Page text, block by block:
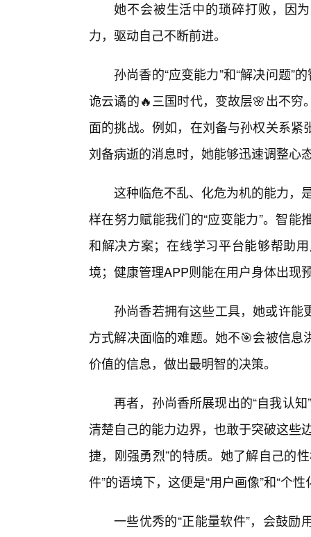
她不会被生活中的琐碎打败，因
力，驱动自己不断前进。
孙尚香的“应变能力”和“解决问题”
诡云谲的🔥三国时代，变故层🌸出不
面的挑战。例如，在刘备与孙权关系
刘备病逝的消息时，她能够迅速调整心
这种临危不乱、化危为机的能力，
样在努力赋能我们的“应变能力”。智
和解决方案；在线学习平台能够帮助
境；健康管理APP则能在用户身体出现
孙尚香若拥有这些工具，她或许能
方式解决面临的难题。她不🎯会被信
价值的信息，做出最明智的决策。
再者，孙尚香所展现出的“自我认知
清楚自己的能力边界，也敢于突破这些
捷，刚强勇烈”的特质。她了解自己的
件”的语境下，这便是“用户画像”和“个
一些优秀的“正能量软件”，会鼓